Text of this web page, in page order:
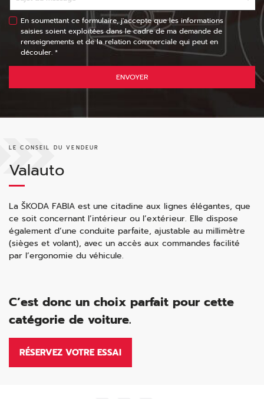
En soumettant ce formulaire, j'accepte que les informations
saisies soient exploitées dans le cadre de ma demande de
renseignements et de la relation commerciale qui peut en
découler. *
ENVOYER
LE CONSEIL DU VENDEUR
Valauto
La ŠKODA FABIA est une citadine aux lignes élégantes, que
ce soit concernant l’intérieur ou l’extérieur. Elle dispose
également d’une conduite parfaite, ajustable au millimètre
(sièges et volant), avec un accès aux commandes facilité
par l’ergonomie du véhicule.
C’est donc un choix parfait pour cette
catégorie de voiture.
RÉSERVEZ VOTRE ESSAI